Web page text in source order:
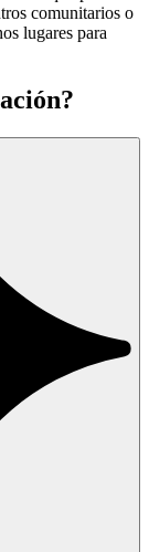
comunitarios o
lugares para